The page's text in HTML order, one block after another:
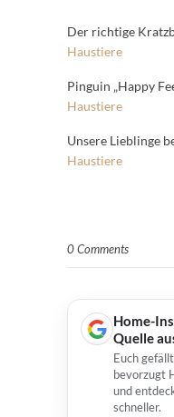
Der richtige
Haustiere
Pinguin „Happy
Haustiere
Unsere Lieblinge
Haustiere
0 Comments
Home-
Quelle
Euch
bevorzugt
und
schneller.